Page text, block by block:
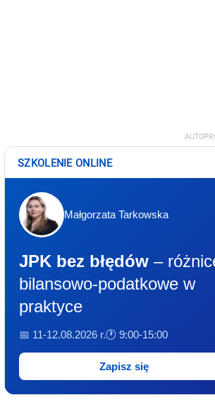
SZKOLENIE ONLINE
Małgorzata Tarkowska
JPK bez błędów –
bilansowo-podatkowe w
praktyce
📅 11-12.08.2026 r.🕐 9:00-15:00
Zapisz się